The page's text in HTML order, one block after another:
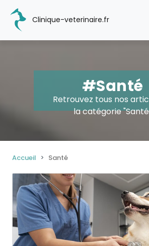
Clinique-veterinaire.fr
#Santé
Retrouvez tous nos
la catégorie
Accueil Santé